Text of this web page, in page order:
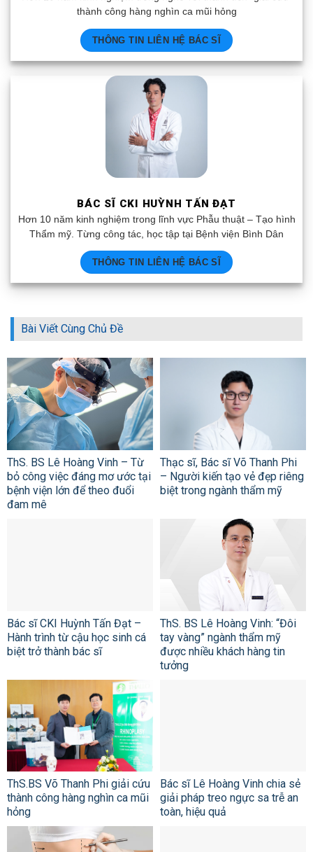
thành công hàng nghìn ca mũi hỏng
THÔNG TIN LIÊN HỆ BÁC SĨ
BÁC SĨ CKI HUỲNH TẤN ĐẠT
Hơn 10 năm kinh nghiệm trong lĩnh vực Phẫu thuật – Tạo hình
Thẩm mỹ. Từng công tác, học tập tại Bệnh viện Bình Dân
THÔNG TIN LIÊN HỆ BÁC SĨ
Bài Viết Cùng Chủ Đề
ThS. BS Lê Hoàng Vinh – Từ
bỏ công việc đáng mơ ước tại
bệnh viện lớn để theo đuổi
đam mê
Thạc sĩ, Bác sĩ Võ Thanh Phi
– Người kiến tạo vẻ đẹp riêng
biệt trong ngành thẩm mỹ
Bác sĩ CKI Huỳnh Tấn Đạt –
Hành trình từ cậu học sinh cá
biệt trở thành bác sĩ
ThS. BS Lê Hoàng Vinh: “Đôi
tay vàng” ngành thẩm mỹ
được nhiều khách hàng tin
tưởng
ThS.BS Võ Thanh Phi giải cứu
thành công hàng nghìn ca mũi
hỏng
Bác sĩ Lê Hoàng Vinh chia sẻ
giải pháp treo ngực sa trễ an
toàn, hiệu quả